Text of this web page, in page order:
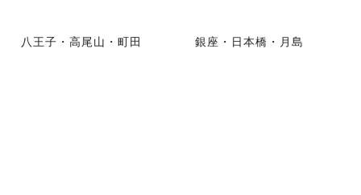
八王子・高尾山・町田 銀座・日本橋・月島